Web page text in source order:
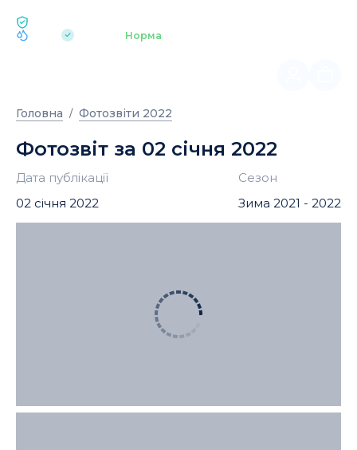
| Норма
Головна Фотозвіти 2022
Фотозвіт за 02 січня 2022
Дата публікації
02 січня 2022
Сезон
Зима 2021 - 2022